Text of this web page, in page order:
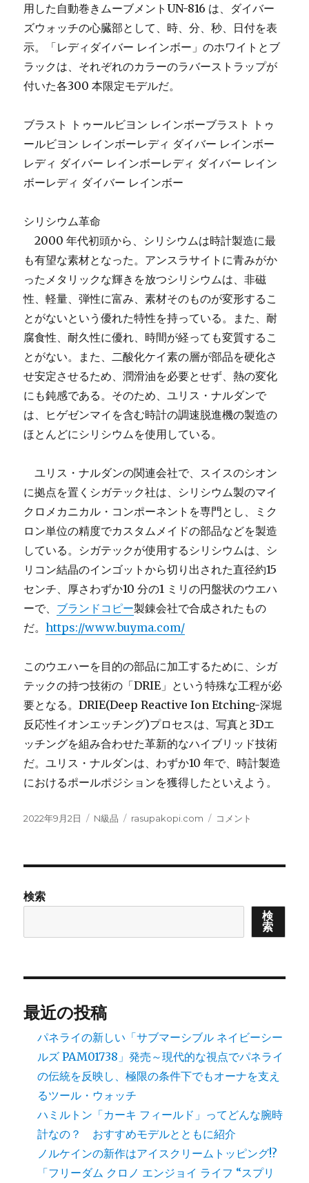
用した自動巻きムーブメントUN-816 は、ダイバー
ズウォッチの心臓部として、時、分、秒、日付を表
示。「レディダイバー レインボー」のホワイトとブ
ラックは、それぞれのカラーのラバーストラップが
付いた各300 本限定モデルだ。
ブラスト トゥールビヨン レインボーブラスト トゥ
ールビヨン レインボーレディ ダイバー レインボー
レディ ダイバー レインボーレディ ダイバー レイン
ボーレディ ダイバー レインボー
シリシウム革命
2000 年代初頭から、シリシウムは時計製造に最
も有望な素材となった。アンスラサイトに青みがか
ったメタリックな輝きを放つシリシウムは、非磁
性、軽量、弾性に富み、素材そのものが変形するこ
とがないという優れた特性を持っている。また、耐
腐食性、耐久性に優れ、時間が経っても変質するこ
とがない。また、二酸化ケイ素の層が部品を硬化さ
せ安定させるため、潤滑油を必要とせず、熱の変化
にも鈍感である。そのため、ユリス・ナルダンで
は、ヒゲゼンマイを含む時計の調速脱進機の製造の
ほとんどにシリシウムを使用している。
ユリス・ナルダンの関連会社で、スイスのシオン
に拠点を置くシガテック社は、シリシウム製のマイ
クロメカニカル・コンポーネントを専門とし、ミク
ロン単位の精度でカスタムメイドの部品などを製造
している。シガテックが使用するシリシウムは、シ
リコン結晶のインゴットから切り出された直径約15
センチ、厚さわずか10 分の1 ミリの円盤状のウエハ
ーで、 ブランドコピー製錬会社で合成されたもの
だ。https://www.buyma.com/
このウエハーを目的の部品に加工するために、シガ
テックの持つ技術の「DRIE」という特殊な工程が必
要となる。DRIE(Deep Reactive Ion Etching-深堀
反応性イオンエッチング)プロセスは、写真と3Dエ
ッチングを組み合わせた革新的なハイブリッド技術
だ。ユリス・ナルダンは、わずか10 年で、時計製造
におけるポールポジションを獲得したといえよう。
投
2022年9月2日
カ
N級品
タ
rasupakopi.com
レ
ッ
を
多
様
性
の
を
応
援
る
コメント
検索
検
索
最近の投稿
パネライの新しい「サブマーシブル ネイビーシー
ルズ PAM01738」発売～現代的な視点でパネライ
の伝統を反映し、極限の条件下でもオーナを支え
るツール・ウォッチ
ハミルトン「カーキ フィールド」ってどんな腕時
計なの？ おすすめモデルとともに紹介
ノルケインの新作はアイスクリームトッピング!?
「フリーダム クロノ エンジョイ ライフ “スプリ